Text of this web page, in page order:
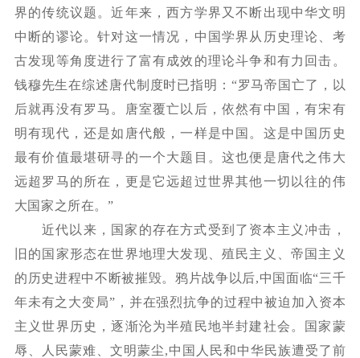
界的传统议题。近年来，西方学界又不断出现中华文明
中断的谬论。针对这一情况，中国学界从历史理论、考
古发现等角度进行了富有成效的理论斗争和有力回击。
钱穆先生在综述唐代制度时已指明： “罗马帝国亡了，以
后就再没有罗马。唐室覆亡以后，依然有中国，有宋有
明有现代，还是如唐代般，一样是中国。这是中国历史
最有价值最堪研寻的一个大题目。这也便是唐代之伟大
远超罗马的所在，更是它远超过世界其他一切以往的伟
大国家之所在。”
近代以来，国家的存在方式受到了资本主义冲击，
旧的国家形态在世界地理大发现、殖民主义、帝国主义
的历史进程中不断被摧毁。鸦片战争以后,中国面临“三千
年未有之大变局”，并在强烈抗争的过程中被迫加入资本
主义世界历史，逐渐沦为半殖民地半封建社会。国家蒙
辱、人民蒙难、文明蒙尘,中国人民和中华民族遭受了前